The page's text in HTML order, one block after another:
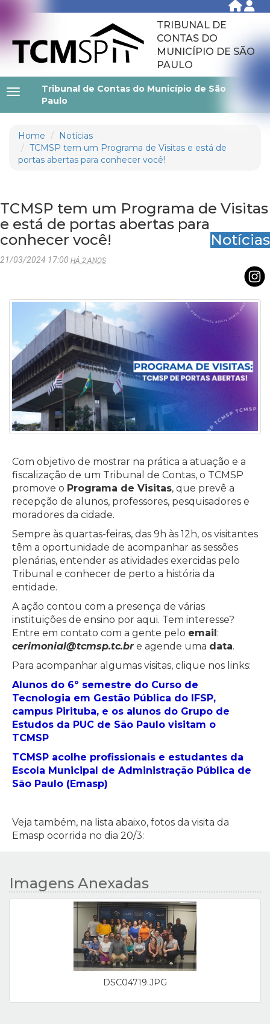
TRIBUNAL DE
CONTAS DO
MUNICÍPIO DE SÃO
PAULO
Tribunal de Contas do Município de São
Paulo
Home
Notícias
TCMSP tem um Programa de Visitas e está de
portas abertas para conhecer você!
TCMSP tem um Programa de Visitas
e está de portas abertas para
conhecer você!
Notícias
21/03/2024 17:00 HÁ 2 ANOS
Com objetivo de mostrar na prática a atuação e a
fiscalização de um Tribunal de Contas, o TCMSP
promove o Programa de Visitas, que prevê a
recepção de alunos, professores, pesquisadores e
moradores da cidade.
Sempre às quartas-feiras, das 9h às 12h, os visitantes
têm a oportunidade de acompanhar as sessões
plenárias, entender as atividades exercidas pelo
Tribunal e conhecer de perto a história da
entidade.
A ação contou com a presença de várias
instituições de ensino por aqui. Tem interesse?
Entre em contato com a gente pelo email :
cerimonial@tcmsp.tc.bre agende uma data.
Para acompanhar algumas visitas, clique nos links:
Alunos do 6º semestre do Curso de
Tecnologia em Gestão Pública do IFSP,
campus Pirituba, e os alunos do Grupo de
Estudos da PUC de São Paulo visitam o
TCMSP
TCMSP acolhe profissionais e estudantes da
Escola Municipal de Administração Pública de
São Paulo (Emasp)
Veja também, na lista abaixo, fotos da visita da
Emasp ocorrida no dia 20/3:
Imagens Anexadas
DSC04719.JPG